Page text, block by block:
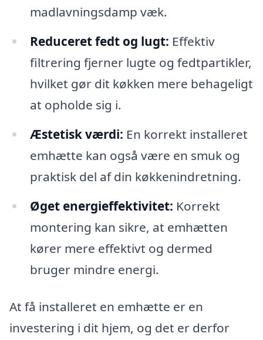
madlavningsdamp væk.
Reduceret fedt og lugt: Effektiv
filtrering fjerner lugte og fedtpartikler,
hvilket gør dit køkken mere behageligt
at opholde sig i.
Æstetisk værdi: En korrekt installeret
emhætte kan også være en smuk og
praktisk del af din køkkenindretning.
Øget energieffektivitet: Korrekt
montering kan sikre, at emhætten
kører mere effektivt og dermed
bruger mindre energi.
At få installeret en emhætte er en
investering i dit hjem, og det er derfor